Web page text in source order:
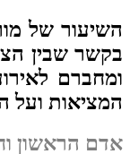
השיעור של
בקשר שבין
ומחברם
המציאות ועל
אדם הראשון